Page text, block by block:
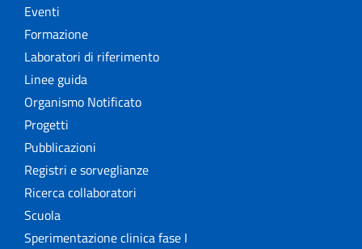
Eventi
Formazione
Laboratori di riferimento
Linee guida
Organismo Notificato
Progetti
Pubblicazioni
Registri e sorveglianze
Ricerca collaboratori
Scuola
Sperimentazione clinica fase I